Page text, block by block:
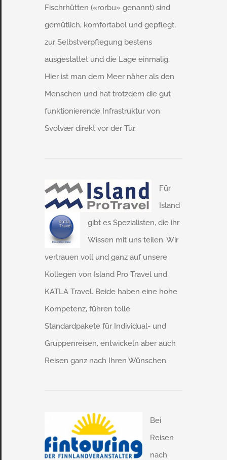
Fischrhütten («rorbu» genannt) sind
gemütlich, komfortabel und gepflegt,
zur Selbstverpflegung bestens
ausgestattet und die Lage einmalig.
Hier ist man dem Meer näher als den
Menschen und hat trotzdem die gut
funktionierende Infrastruktur von
Svolvær direkt vor der Tür.
Für
Island
gibt es Spezialisten, die ihr
Wissen mit uns teilen. Wir
vertrauen voll und ganz auf unsere
Kollegen von Island Pro Travel und
KATLA Travel. Beide haben eine hohe
Kompetenz, führen tolle
Standardpakete für Individual- und
Gruppenreisen, entwickeln aber auch
Reisen ganz nach Ihren Wünschen.
Bei
Reisen
nach